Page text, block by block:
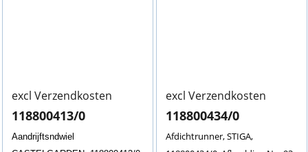
excl Verzendkosten
118800413/0
Aandrijftsndwiel
excl Verzendkosten
118800434/0
Afdichtrunner, STIGA,